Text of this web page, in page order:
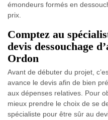
émondeurs formés en
prix.
Comptez au
devis dessouchage
Ordon
Avant de débuter du projet,
avance le devis afin de bien
aux dépenses relatives. Pour
mieux prendre le choix de se
spécialiste pour être sûr au